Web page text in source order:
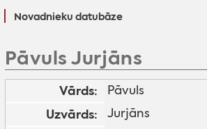
Novadnieku datubāze
Pāvuls Jurjāns
Vārds: Pāvuls
Uzvārds:
Jurjāns